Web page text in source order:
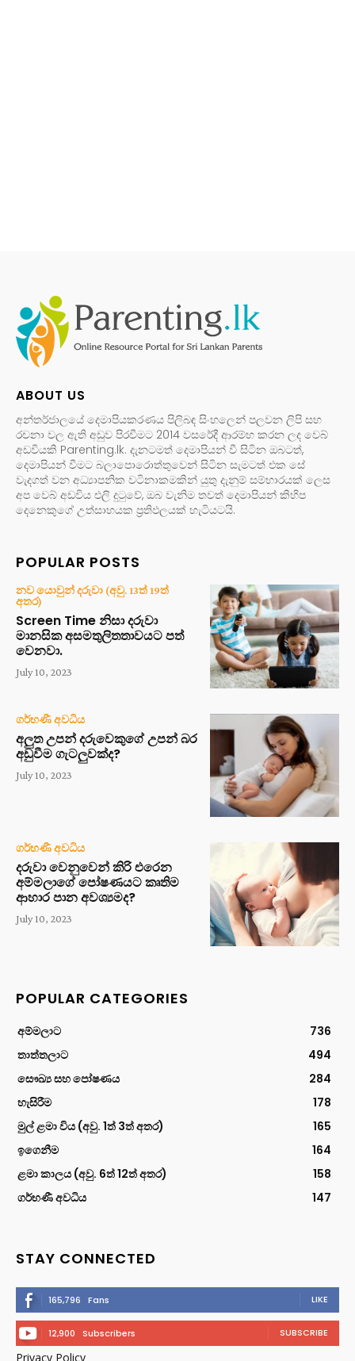
ABOUT US
අන්තර්ජාලයේ දෙමාපියකරණය පිලිබඳ සිංහලෙන් පලවන ලිපි සහ
රචනා වල ඇති අඩුව පිරවීමට 2014 වසරේදී ආරම්භ කරන ලද වෙබ්
අඩවියකි Parenting.lk. දැනටමත් දෙමාපියන් වී සිටින ඔබටත්,
දෙමාපියන් වීමට බලාපොරොත්තුවෙන් සිටින සැමටත් එක සේ
වැදගත් වන අධ්‍යාපනික වටිනාකමකින් යුතු දැනුම් සම්භාරයක් ලෙස
අප වෙබ් අඩවිය එලි දුටුවේ, ඔබ වැනිම තවත් දෙමාපියන් කිහිප
දෙනෙකුගේ උත්සාහයක ප්‍රතිඵලයක් හැටියටයි.
POPULAR POSTS
නව යොවුන් දරුවා (අවු. 13ත් 19ත්
අතර)
Screen Time නිසා දරුවා
මානසික අසමතුලිතතාවයට පත්
වෙනවා.
July 10, 2023
ගර්භණී අවධිය
අලුත උපන් දරුවෙකුගේ උපන් බර
අඩුවීම ගැටලුවක්ද?
July 10, 2023
ගර්භණී අවධිය
දරුවා වෙනුවෙන් කිරි එරෙන
අම්මලාගේ පෝෂණයට කෘතිම
ආහාර පාන අවශ්‍යමද?
July 10, 2023
POPULAR CATEGORIES
අම්මලාට
736
තාත්තලාට
494
සෞඛ්‍ය සහ පෝෂණය
284
හැසිරීම
178
මුල් ළමා විය (අවු. 1ත් 3ත් අතර)
165
ඉගෙනීම
164
ළමා කාලය (අවු. 6ත් 12ත් අතර)
158
ගර්භණී අවධිය
147
STAY CONNECTED
165,796 Fans LIKE
12,900 Subscribers SUBSCRIBE
Privacy Policy